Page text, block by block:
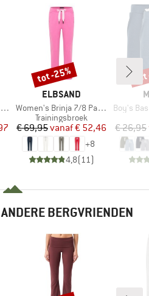
prijs
MERK
ELBSAND
Artikel
Women's Brinja 7/8 Pants
Productgroep
Trainingsbroek
Prijs
€ 69,95 Verlaagde prijs
vanaf€ 52,46
+8
4,8(11 )
Korting
tot -25%
Artikel
Boy's Basic 53
€ 26,95
BERGVRIENDEN